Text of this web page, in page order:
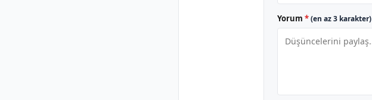
Yorum *(en az 3 karakter)